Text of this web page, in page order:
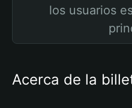
los usuarios
Acerca de la